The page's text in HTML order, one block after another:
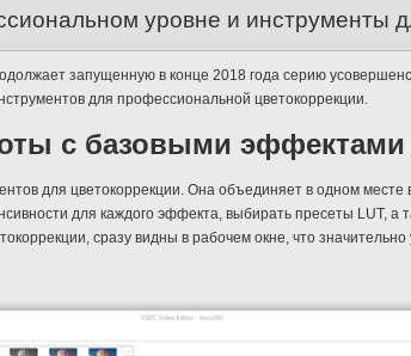
уровне и инструменты
запущенную в конце 2018 года серию
для профессиональной цветокоррекции.
с базовыми эффектами
для цветокоррекции. Она объединяет в одном
для каждого эффекта, выбирать пресеты LUT, а
сразу видны в рабочем окне, что